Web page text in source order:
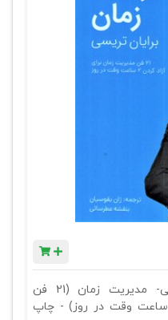
کتابخانه موفقیت برایان تریسی- مدیریت زمان (21 فن
مدیریت زمان برای آزاد کردن 2 ساعت وقت در روز) - چاپ